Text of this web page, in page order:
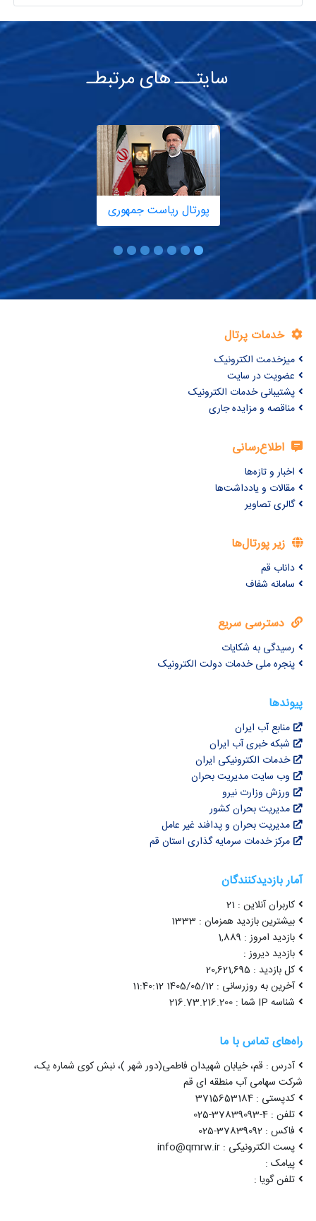
سایتـــ های مرتبطـ
پورتال ریاست جمهوری
خدمات پرتال
میزخدمت الکترونیک
عضویت در سایت
پشتیبانی خدمات الکترونیک
مناقصه و مزایده جاری
اطلاع‌رسانی
اخبار و تازه‌ها
مقالات و یادداشت‌ها
گالری تصاویر
زیر پورتال‌ها
داناب قم
سامانه شفاف
دسترسی سریع
رسیدگی به شکایات
پنجره ملی خدمات دولت الکترونیک
پیوندها
منابع آب ایران
شبکه خبری آب ایران
خدمات الکترونیکی ایران
وب سایت مدیریت بحران
ورزش وزارت نیرو
مدیریت بحران کشور
مدیریت بحران و پدافند غیر عامل
مرکز خدمات سرمایه گذاری استان قم
آمار بازدیدکنندگان
کاربران آنلاین : 21
بیشترین بازدید همزمان : 1333
بازدید امروز : 1,889
بازدید دیروز :
کل بازدید : 20,621,695
آخرین به روزرسانی : 1405/05/12 11:40:12
شناسه IP شما : 216.73.216.200
راه‌های تماس با ما
آدرس : قم، خیابان شهیدان فاطمی(دور شهر )، نبش کوی شماره یک،
شرکت سهامی آب منطقه ای قم
کدپستی : 3715653184
تلفن : 4-37839093-025
فاکس : 37839092-025
پست الکترونیکی : info@qmrw.ir
پیامک :
تلفن گویا :